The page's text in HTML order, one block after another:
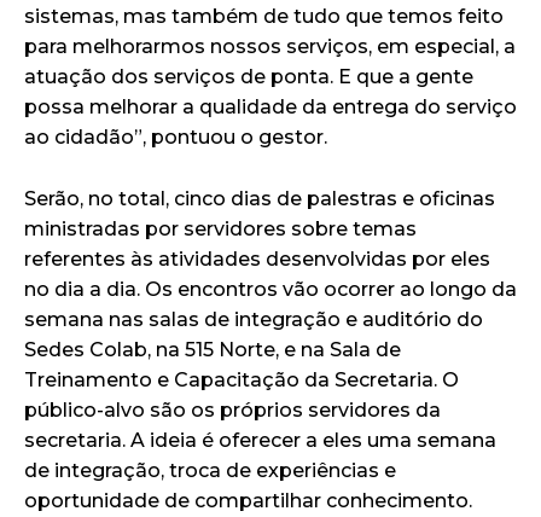
sistemas, mas também de tudo que temos feito
para melhorarmos nossos serviços, em especial, a
atuação dos serviços de ponta. E que a gente
possa melhorar a qualidade da entrega do serviço
ao cidadão”, pontuou o gestor.
Serão, no total, cinco dias de palestras e oficinas
ministradas por servidores sobre temas
referentes às atividades desenvolvidas por eles
no dia a dia. Os encontros vão ocorrer ao longo da
semana nas salas de integração e auditório do
Sedes Colab, na 515 Norte, e na Sala de
Treinamento e Capacitação da Secretaria. O
público-alvo são os próprios servidores da
secretaria. A ideia é oferecer a eles uma semana
de integração, troca de experiências e
oportunidade de compartilhar conhecimento.